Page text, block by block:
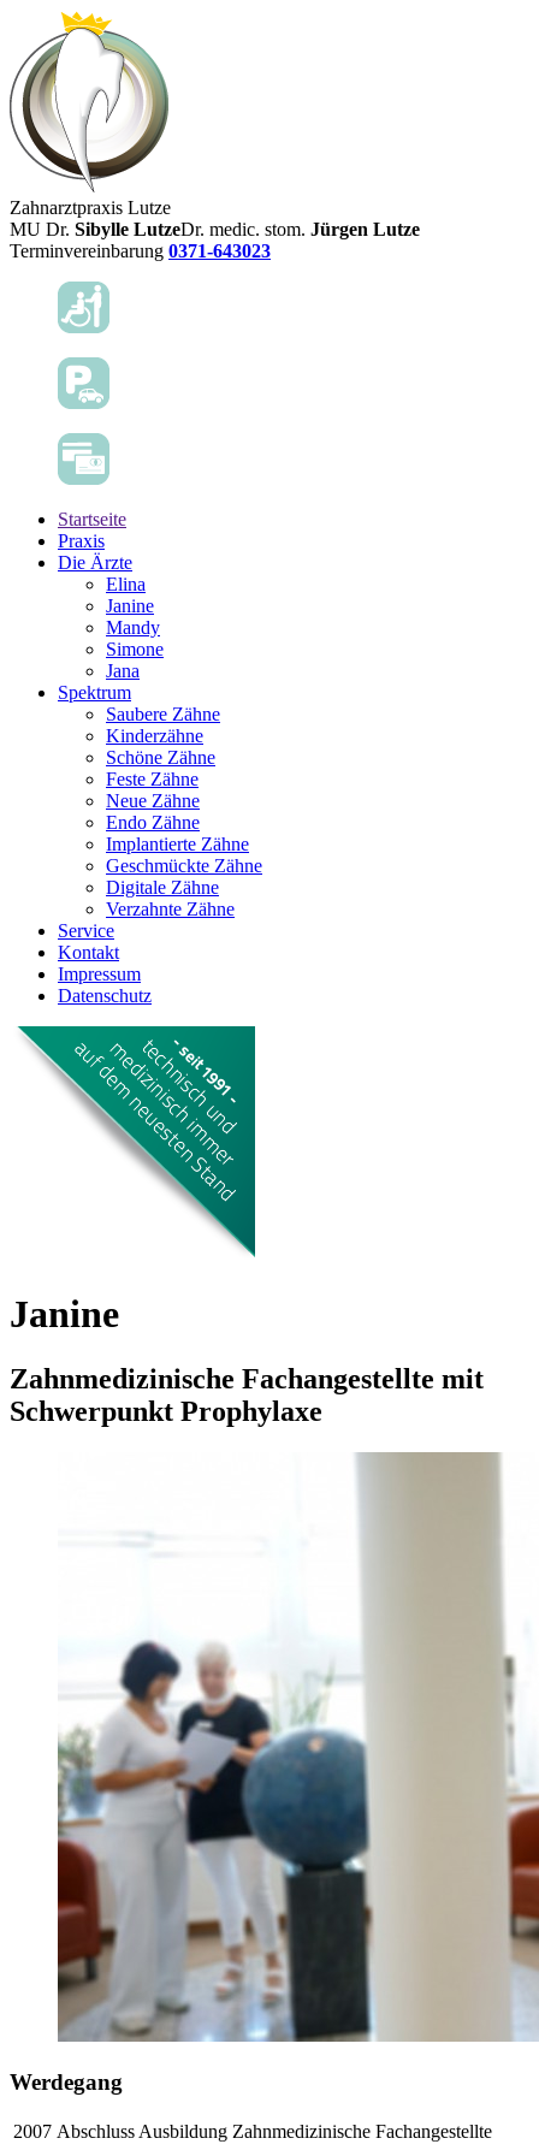
Zahnarztpraxis Lutze
MU Dr. Sibylle LutzeDr. medic. stom. Jürgen Lutze
Terminvereinbarung 0371-643023
Startseite
Praxis
Die Ärzte
Elina
Janine
Mandy
Simone
Jana
Spektrum
Saubere Zähne
Kinderzähne
Schöne Zähne
Feste Zähne
Neue Zähne
Endo Zähne
Implantierte Zähne
Geschmückte Zähne
Digitale Zähne
Verzahnte Zähne
Service
Kontakt
Impressum
Datenschutz
Janine
Zahnmedizinische Fachangestellte mit
Schwerpunkt Prophylaxe
Werdegang
2007 Abschluss Ausbildung Zahnmedizinische Fachangestellte